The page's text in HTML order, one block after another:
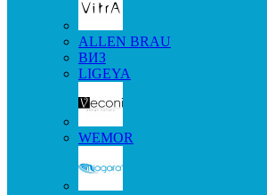
ALLEN BRAU
ВИЗ
LIGEYA
WEMOR